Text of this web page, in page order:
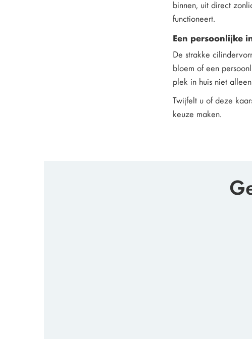
binnen, uit direct
functioneert.
Een persoonlijke
De strakke
bloem of een
plek in huis niet
Twijfelt u of deze
keuze maken.